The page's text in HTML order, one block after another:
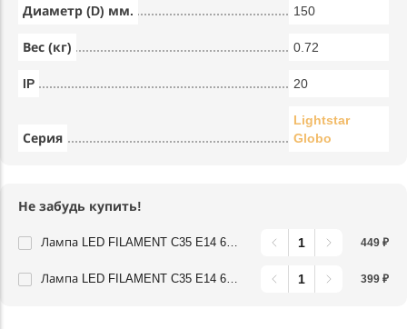
Диаметр (D) мм. 150
Вес (кг) 0.72
IP 20
Серия
Lightstar
Globo
Не забудь купить!
Лампа LED FILAMENT C35 E14 6W 220V 3000K 360G CL Lightstar 933702 449 ₽
Лампа LED FILAMENT C35 E14 6W 220V 4000K 360G CL Lightstar 933704 399 ₽